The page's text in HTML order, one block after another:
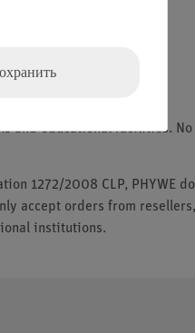
and educational facilities.
1272/2008 CLP, PHYWE
accept orders from
institutions.